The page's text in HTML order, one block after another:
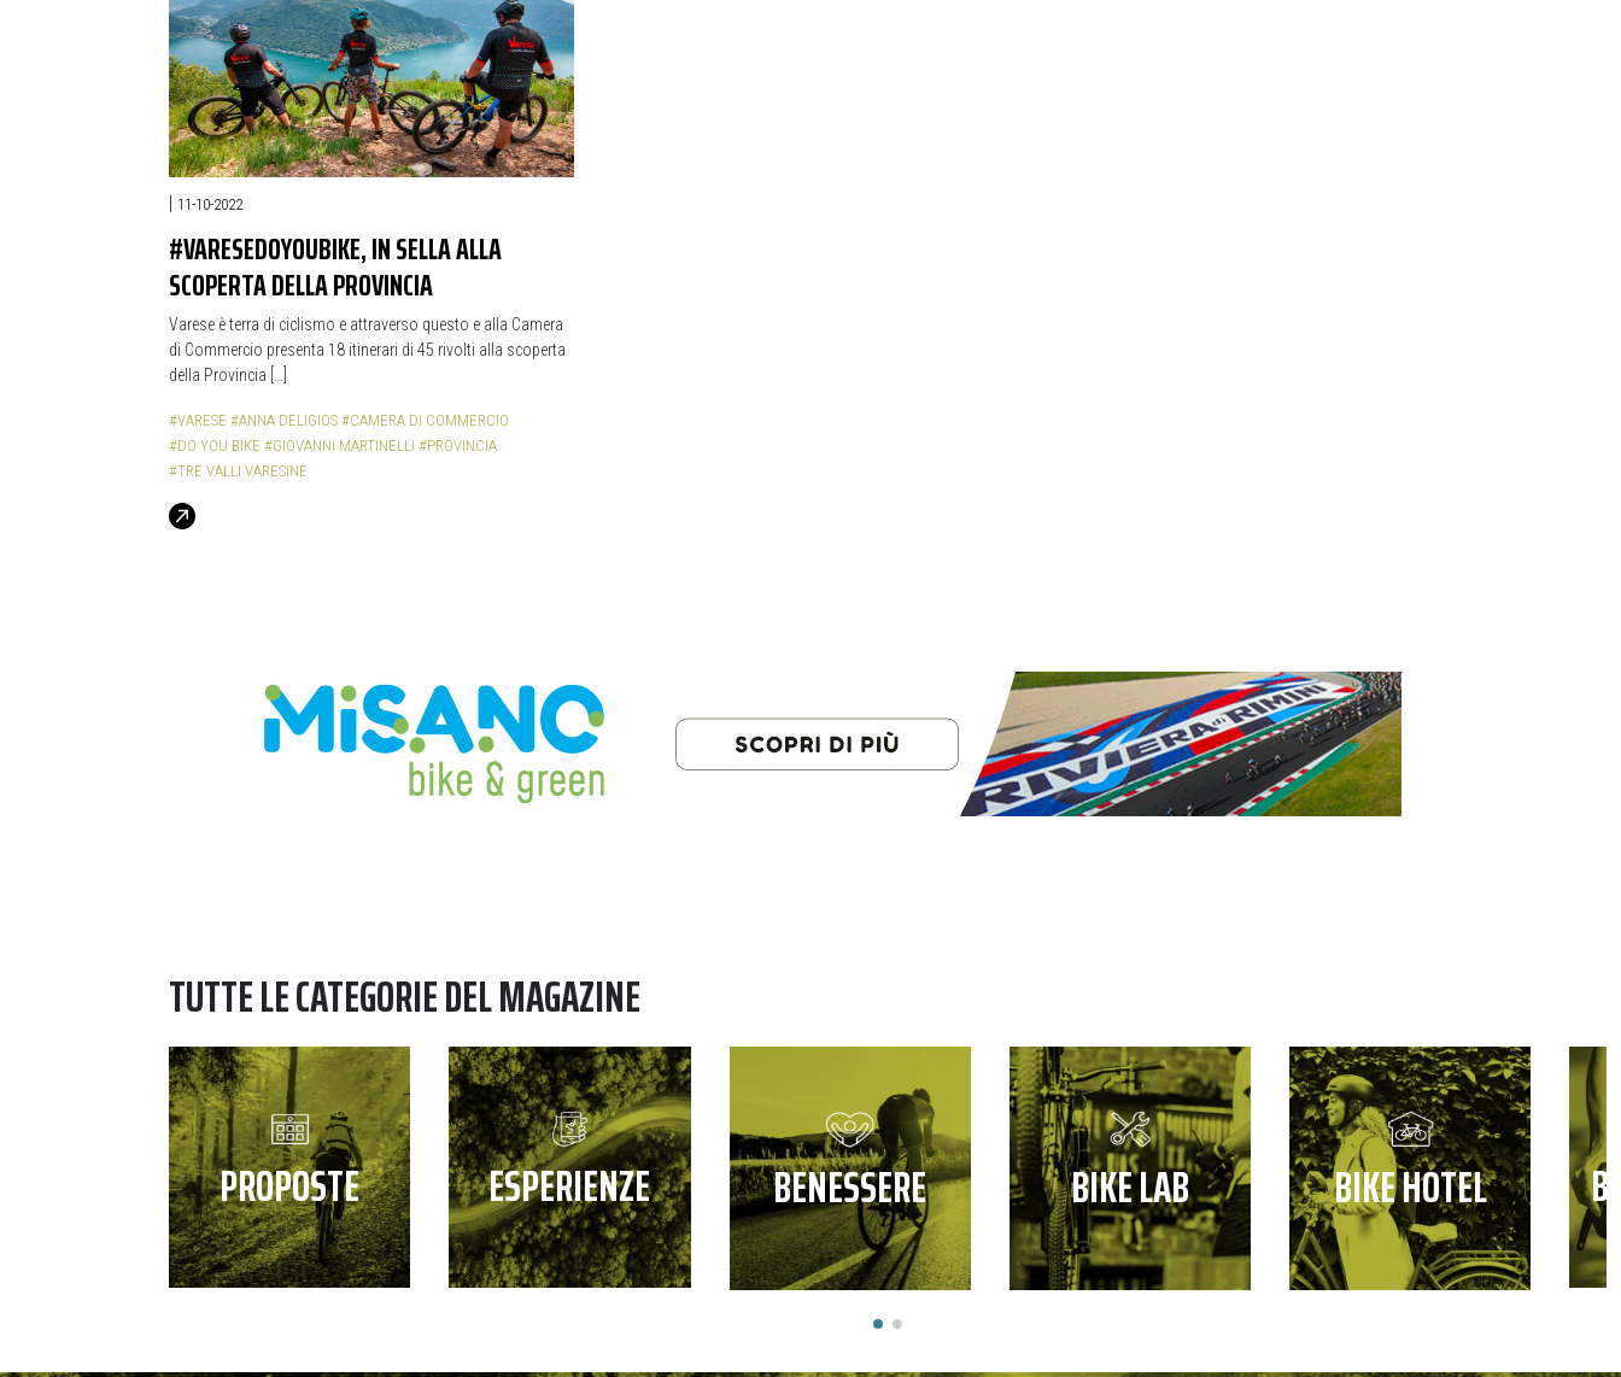
| 11-10-2022
#VARESEDOYOUBIKE, IN SELLA ALLA
SCOPERTA DELLA PROVINCIA
Varese è terra di ciclismo e attraverso questo e alla Camera
di Commercio presenta 18 itinerari di 45 rivolti alla scoperta
della Provincia […]
#VARESE #ANNA DELIGIOS #CAMERA DI COMMERCIO
#DO YOU BIKE #GIOVANNI MARTINELLI #PROVINCIA
#TRE VALLI VARESINE
TUTTE LE CATEGORIE DEL MAGAZINE
PROPOSTE ESPERIENZE BENESSERE BIKE LAB BIKE HOTEL